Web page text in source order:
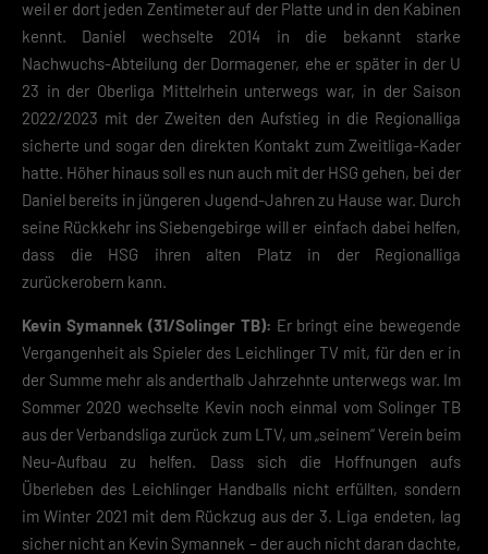
weil er dort jeden Zentimeter auf der Platte und in den Kabinen
kennt. Daniel wechselte 2014 in die bekannt starke
Nachwuchs-Abteilung der Dormagener, ehe er später in der U
23 in der Oberliga Mittelrhein unterwegs war, in der Saison
2022/2023 mit der Zweiten den Aufstieg in die Regionalliga
sicherte und sogar den direkten Kontakt zum Zweitliga-Kader
hatte. Höher hinaus soll es nun auch mit der HSG gehen, bei der
Daniel bereits in jüngeren Jugend-Jahren zu Hause war. Durch
seine Rückkehr ins Siebengebirge will er einfach dabei helfen,
dass die HSG ihren alten Platz in der Regionalliga
zurückerobern kann.
Kevin Symannek (31/Solinger TB): Er bringt eine bewegende
Vergangenheit als Spieler des Leichlinger TV mit, für den er in
der Summe mehr als anderthalb Jahrzehnte unterwegs war. Im
Sommer 2020 wechselte Kevin noch einmal vom Solinger TB
aus der Verbandsliga zurück zum LTV, um „seinem“ Verein beim
Neu-Aufbau zu helfen. Dass sich die Hoffnungen aufs
Überleben des Leichlinger Handballs nicht erfüllten, sondern
im Winter 2021 mit dem Rückzug aus der 3. Liga endeten, lag
sicher nicht an Kevin Symannek – der auch nicht daran dachte,
Funktionen und Anbietern der verwendeten Cookies findest du
unten unter „Cookie-Details“. Weitere Informationen über die
Verwendung deiner Daten findest du in
unsererDatenschutzerklärung.
Mit dem Klick auf „Verstanden“ erklärst du dich mit der Verwendung
der Cookies einverstanden. Wir bitten dich um Verständnis, dass du
ohne Zustimmung zur Cookie-Verwendung unser Angebot nicht
nutzen kannst.
Wenn du unter 16 Jahre alt bist und deine Zustimmung zu
freiwilligen Diensten geben möchtest, musst du deine
Erziehungsberechtigten um Erlaubnis bitten.
Hier finden Sie eine Übersicht über alle verwendeten Cookies. Sie
weitere Informationen anzeigen lassen und so nur bestimmte
Cookies auswählen.
Speichern
Zurück
Datenschutzeinstellungen
Essenziell (2)
Essenzielle Cookies ermöglichen grundlegende Funktionen und sind für die
einwandfreie Funktion der Website erforderlich.